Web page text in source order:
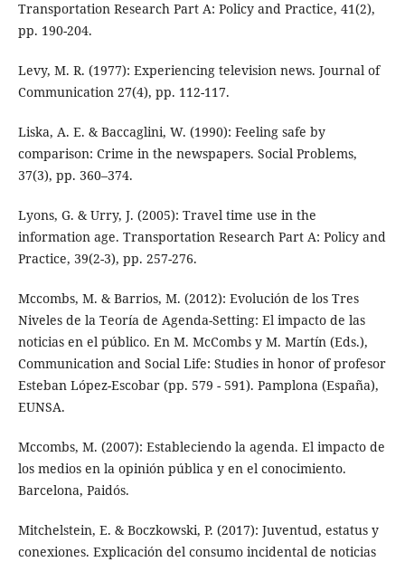
Transportation Research Part A: Policy and Practice, 41(2),
pp. 190-204.
Levy, M. R. (1977): Experiencing television news. Journal of
Communication 27(4), pp. 112-117.
Liska, A. E. & Baccaglini, W. (1990): Feeling safe by
comparison: Crime in the newspapers. Social Problems,
37(3), pp. 360–374.
Lyons, G. & Urry, J. (2005): Travel time use in the
information age. Transportation Research Part A: Policy and
Practice, 39(2-3), pp. 257-276.
Mccombs, M. & Barrios, M. (2012): Evolución de los Tres
Niveles de la Teoría de Agenda-Setting: El impacto de las
noticias en el público. En M. McCombs y M. Martín (Eds.),
Communication and Social Life: Studies in honor of profesor
Esteban López-Escobar (pp. 579 - 591). Pamplona (España),
EUNSA.
Mccombs, M. (2007): Estableciendo la agenda. El impacto de
los medios en la opinión pública y en el conocimiento.
Barcelona, Paidós.
Mitchelstein, E. & Boczkowski, P. (2017): Juventud, estatus y
conexiones. Explicación del consumo incidental de noticias